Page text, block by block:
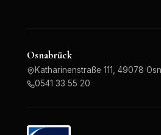
Osnabrück
Katharinenstraße 111, 49078
0541 33 55 20